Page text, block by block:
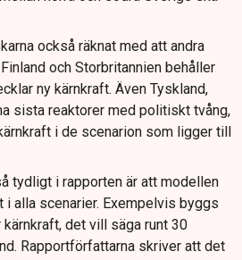
också räknat med att andra
och Storbritannien behåller
ny kärnkraft. Även Tyskland,
sista reaktorer med politiskt tvång,
i de scenarion som ligger till
tydligt i rapporten är att modellen
alla scenarier. Exempelvis byggs
det vill säga runt 30
Rapportförfattarna skriver att det